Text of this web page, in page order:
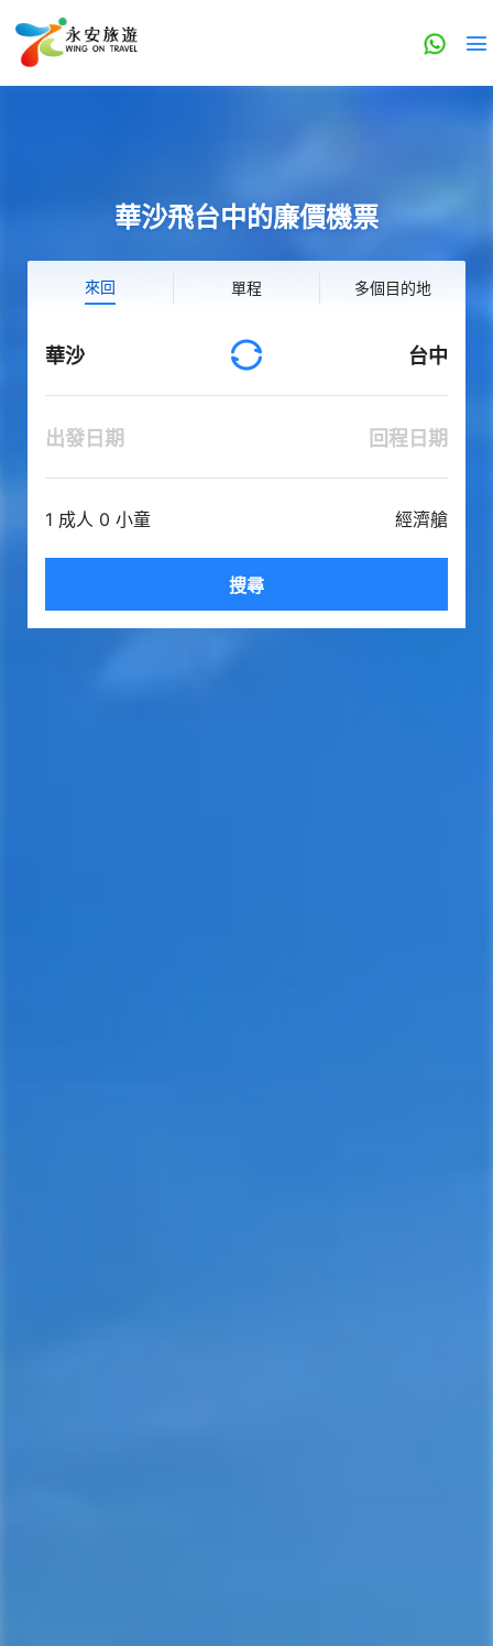
華沙飛台中的廉價機票
來回 單程 多個目的地
華沙 台中
出發日期 回程日期
1 成人 0 小童 經濟艙
搜尋